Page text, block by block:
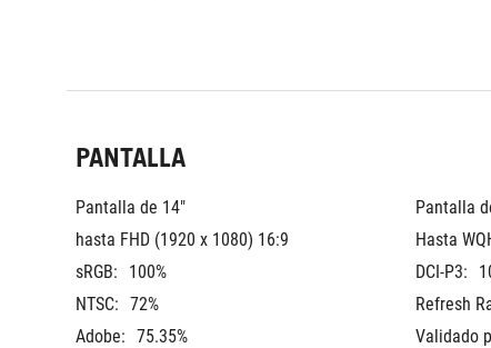
PANTALLA
Pantalla de 14"
hasta FHD (1920 x 1080) 16:9
sRGB:
100%
NTSC: 72%
Adobe: 75.35%
Pantalla
Hasta
DCI-P3:
Refresh
Validado